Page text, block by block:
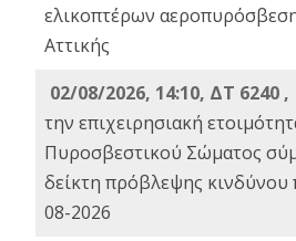
ελικοπτέρων
Αττικής
02/08/2026, 14:10, ΔΤ 6240 ,
την επιχειρησιακή
Πυροσβεστικού Σώματος
δείκτη πρόβλεψης κινδύνου
08-2026